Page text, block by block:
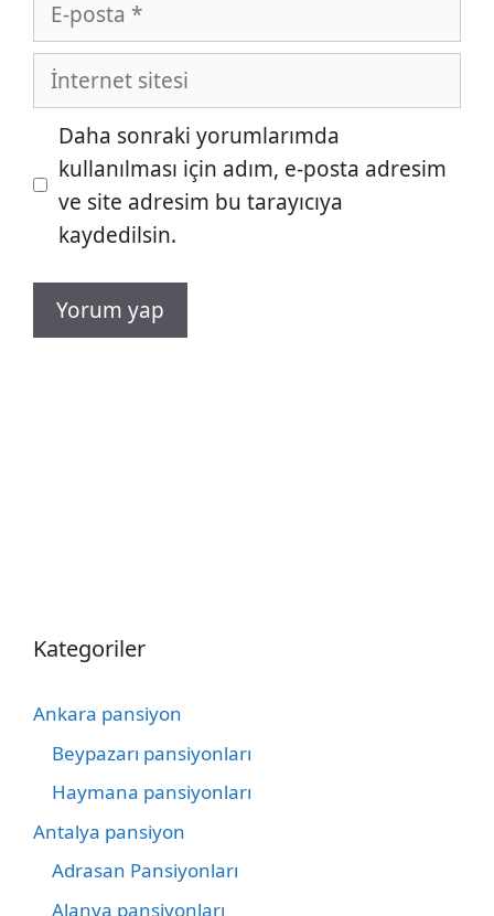
posta
İnternet
sitesi
Daha sonraki yorumlarımda
kullanılması için adım, e-posta adresim
ve site adresim bu tarayıcıya
kaydedilsin.
Kategoriler
Ankara pansiyon
Beypazarı pansiyonları
Haymana pansiyonları
Antalya pansiyon
Adrasan Pansiyonları
Alanya pansiyonları